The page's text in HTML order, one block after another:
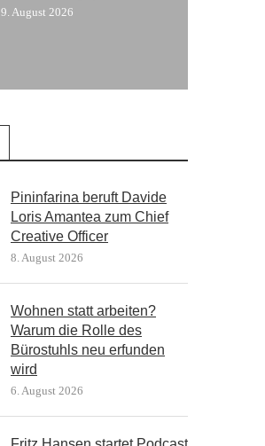
9. August 2026
Pininfarina beruft Davide
Loris Amantea zum Chief
Creative Officer
8. August 2026
Wohnen statt arbeiten?
Warum die Rolle des
Bürostuhls neu erfunden
wird
6. August 2026